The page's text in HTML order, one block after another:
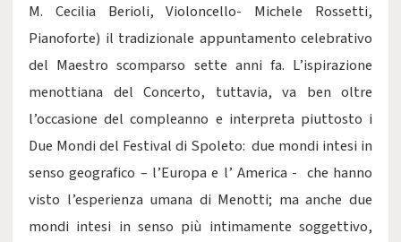
M. Cecilia Berioli, Violoncello- Michele Rossetti,
Pianoforte) il tradizionale appuntamento celebrativo
del Maestro scomparso sette anni fa. L’ispirazione
menottiana del Concerto, tuttavia, va ben oltre
l’occasione del compleanno e interpreta piuttosto i
Due Mondi del Festival di Spoleto: due mondi intesi in
senso geografico – l’Europa e l’ America - che hanno
visto l’esperienza umana di Menotti; ma anche due
mondi intesi in senso più intimamente soggettivo,